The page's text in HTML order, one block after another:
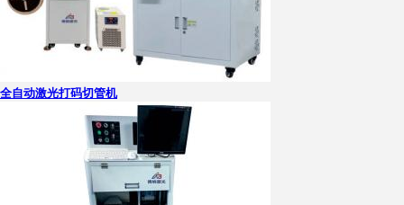
全自动激光打码切管机